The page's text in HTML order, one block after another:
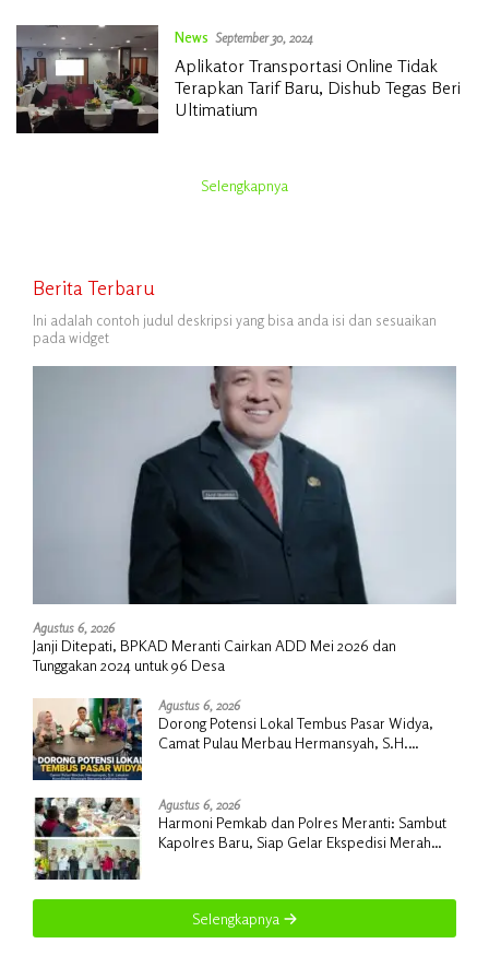
News September 30, 2024
Aplikator Transportasi Online Tidak
Terapkan Tarif Baru, Dishub Tegas Beri
Ultimatium
Selengkapnya
Berita Terbaru
Ini adalah contoh judul deskripsi yang bisa anda isi dan sesuaikan
pada widget
Agustus 6, 2026
Janji Ditepati, BPKAD Meranti Cairkan ADD Mei 2026 dan
Tunggakan 2024 untuk 96 Desa
Agustus 6, 2026
Dorong Potensi Lokal Tembus Pasar Widya,
Camat Pulau Merbau Hermansyah, S.H.
Agustus 6, 2026
Harmoni Pemkab dan Polres Meranti: Sambut
Kapolres Baru, Siap Gelar Ekspedisi Merah
Selengkapnya